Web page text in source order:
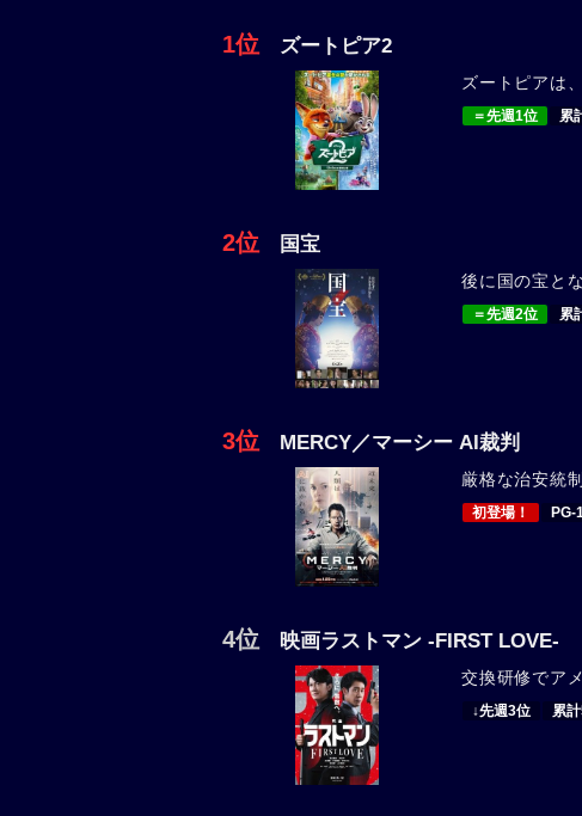
1位ズートピア2
ズートピアは
＝先週1位 累
2位国宝
後に国の宝と
＝先週2位 累
3位MERCY／マーシー AI裁判
厳格な治安統
初登場！ PG-
4位 映画ラストマン -FIRST LOVE-
交換研修でア
↓先週3位 累